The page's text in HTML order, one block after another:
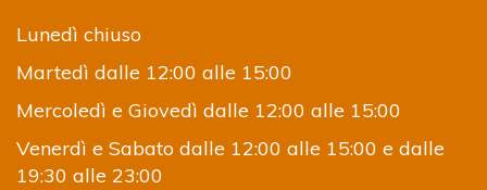
Lunedì chiuso
Martedì dalle 12:00 alle 15:00
Mercoledì e Giovedì dalle 12:00 alle 15:00
Venerdì e Sabato dalle 12:00 alle 15:00 e dalle
19:30 alle 23:00